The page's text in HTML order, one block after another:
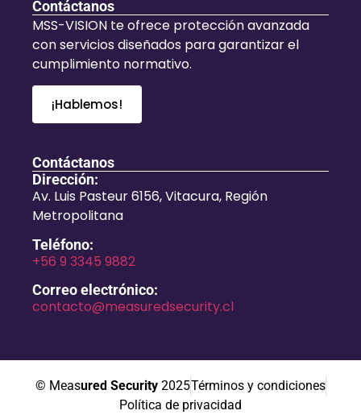
Contáctanos
MSS-VISION te ofrece protección avanzada
con servicios diseñados para garantizar el
cumplimiento normativo.
¡Hablemos!
Contáctanos
Dirección:
Av. Luis Pasteur 6156, Vitacura, Región
Metropolitana
Teléfono:
+56 9 3345 9882
Correo electrónico:
contacto@measuredsecurity.cl
© Measured Security2025Términos y condiciones
Política de privacidad